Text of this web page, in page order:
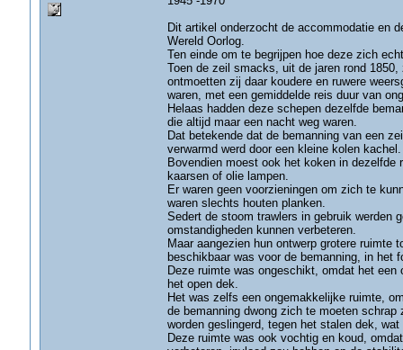
Dit artikel onderzocht de accommodatie en
Wereld Oorlog.
Ten einde om te begrijpen hoe deze zich
Toen de zeil smacks, uit de jaren rond
ontmoetten zij daar koudere en ruwere
waren, met een gemiddelde reis duur van
Helaas hadden deze schepen dezelfde
die altijd maar een nacht weg waren.
Dat betekende dat de bemanning van een
verwarmd werd door een kleine kolen kachel.
Bovendien moest ook het koken in dezelfde
kaarsen of olie lampen.
Er waren geen voorzieningen om zich te
waren slechts houten planken.
Sedert de stoom trawlers in gebruik werden
omstandigheden kunnen verbeteren.
Maar aangezien hun ontwerp grotere ruimte
beschikbaar was voor de bemanning, in het
Deze ruimte was ongeschikt, omdat het
het open dek.
Het was zelfs een ongemakkelijke ruimte,
de bemanning dwong zich te moeten
worden geslingerd, tegen het stalen dek,
Deze ruimte was ook vochtig en koud,